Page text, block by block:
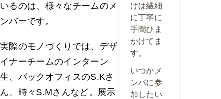
いるのは、様々なチームのメ
ンバーです。
実際のモノづくりでは、デザ
イナーチームのインターン
生、バックオフィスのS.Kさ
ん、時々S.Mさんなど。展示
けは繊細
に丁寧に
手間ひま
かけてま
す。
いつかメ
ンバに参
加したい